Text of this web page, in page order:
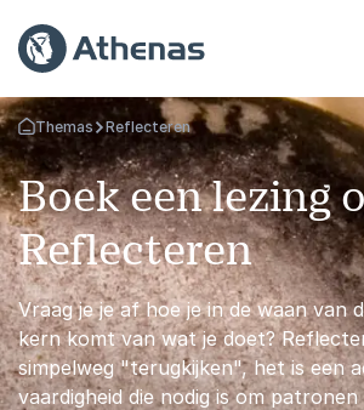
Terug naar de startpagina
Themas Reflecteren
Boek een lezing
Reflecteren
Vraag je je af hoe je in de waan van
kern komt van wat je doet?
simpelweg "terugkijken", het is een
vaardigheid die nodig is om